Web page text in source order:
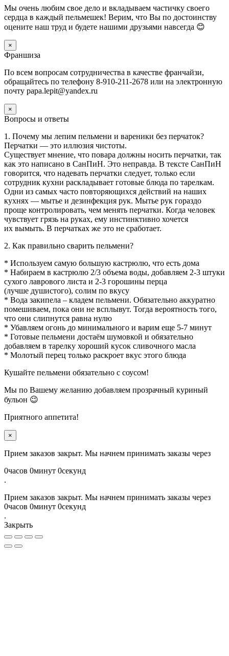
Мы очень любим свое дело и вкладываем частичку своего
сердца в каждый пельмешек! Верим, что Вы по достоинству
оцените наш труд и будете нашими друзьями навсегда 😊
×
Франшиза
По всем вопросам сотрудничества в качестве франчайзи,
обращайтесь по телефону 8-910-211-2678 или на электронную
почту papa.lepit@yandex.ru
×
Вопросы и ответы
1. Почему мы лепим пельмени и вареники без перчаток?
Перчатки — это иллюзия чистоты.
Существует мнение, что повара должны носить перчатки, так
как это написано в СанПиН. Это неправда. В тексте СанПиН
говорится, что надевать перчатки следует, только если
сотрудник кухни раскладывает готовые блюда по тарелкам.
Одни из самых часто повторяющихся действий на наших
кухнях — мытье и дезинфекция рук. Мытье рук гораздо
проще контролировать, чем менять перчатки. Когда человек
чувствует грязь на руках, ему инстинктивно хочется
их вымыть. В перчатках же это не сработает.
2. Как правильно сварить пельмени?
* Используем самую большую кастрюлю, что есть дома
* Набираем в кастрюлю 2/3 объема воды, добавляем 2-3 штуки
сухого лаврового листа и 2-3 горошины перца
(лучше душистого), солим по вкусу
* Вода закипела – кладем пельмени. Обязательно аккуратно
помешиваем, пока они не всплывут. Тогда вероятность того,
что они слипнутся равна нулю
* Убавляем огонь до минимального и варим еще 5-7 минут
* Готовые пельмени достаём шумовкой и обязательно
добавляем в тарелку хороший кусок сливочного масла
* Молотый перец только раскроет вкус этого блюда
Кушайте пельмени обязательно с соусом!
Мы по Вашему желанию добавляем прозрачный куриный
бульон 😉
Приятного аппетита!
×
Прием заказов закрыт. Мы начнем принимать заказы через
0часов 0минут 0секунд
.
Прием заказов закрыт. Мы начнем принимать заказы через
0часов 0минут 0секунд
.
Закрыть